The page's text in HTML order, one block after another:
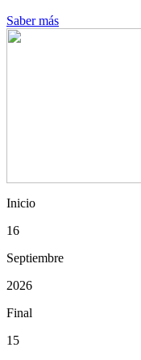
Saber más
Inicio
16
Septiembre
2026
Final
15